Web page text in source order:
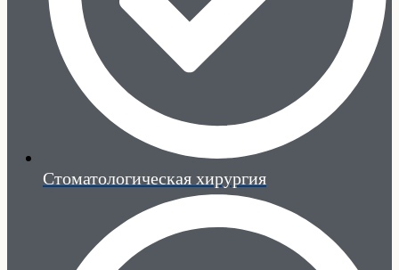
Стоматологическая хирургия